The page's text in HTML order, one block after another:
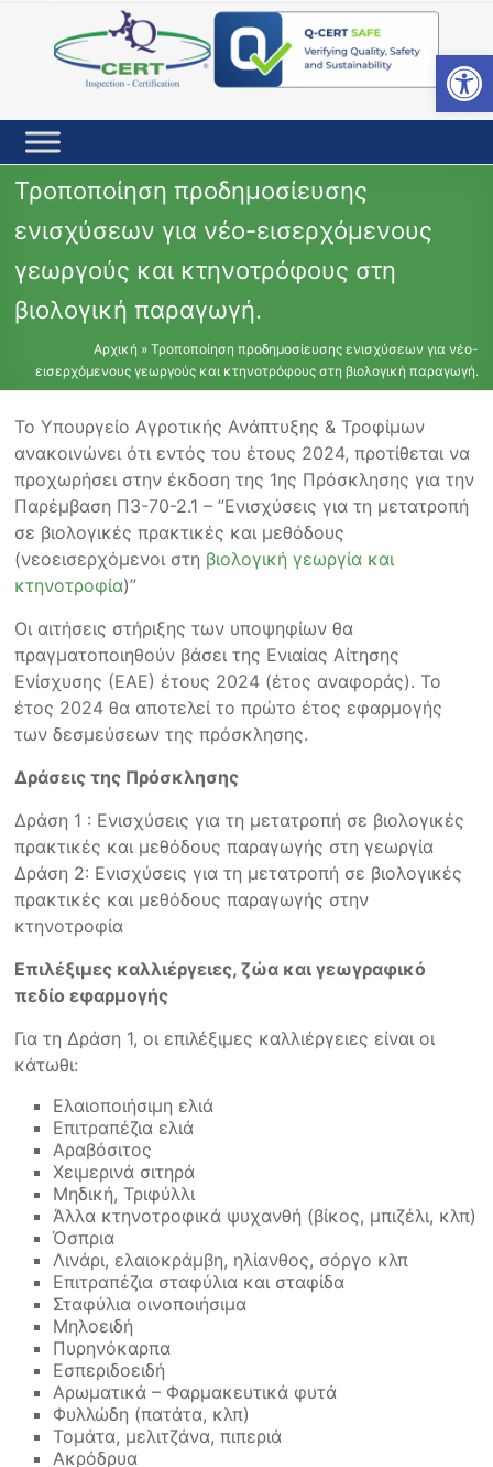
Open toolbar
content
Τροποποίηση προδημοσίευσης
ενισχύσεων για νέο-εισερχόμενους
γεωργούς και κτηνοτρόφους στη
βιολογική παραγωγή.
Αρχική » Τροποποίηση προδημοσίευσης ενισχύσεων για νέο-
εισερχόμενους γεωργούς και κτηνοτρόφους στη βιολογική παραγωγή.
Το Υπουργείο Αγροτικής Ανάπτυξης & Τροφίμων
ανακοινώνει ότι εντός του έτους 2024, προτίθεται να
προχωρήσει στην έκδοση της 1ης Πρόσκλησης για την
Παρέμβαση Π3-70-2.1 – ”Ενισχύσεις για τη μετατροπή
σε βιολογικές πρακτικές και μεθόδους
(νεοεισερχόμενοι στη βιολογική γεωργία και
κτηνοτροφία)”
Οι αιτήσεις στήριξης των υποψηφίων θα
πραγματοποιηθούν βάσει της Ενιαίας Αίτησης
Ενίσχυσης (ΕΑΕ) έτους 2024 (έτος αναφοράς). Το
έτος 2024 θα αποτελεί το πρώτο έτος εφαρμογής
των δεσμεύσεων της πρόσκλησης.
Δράσεις της Πρόσκλησης
Δράση 1 : Ενισχύσεις για τη μετατροπή σε βιολογικές
πρακτικές και μεθόδους παραγωγής στη γεωργία
Δράση 2: Ενισχύσεις για τη μετατροπή σε βιολογικές
πρακτικές και μεθόδους παραγωγής στην
κτηνοτροφία
Επιλέξιμες καλλιέργειες, ζώα και γεωγραφικό
πεδίο εφαρμογής
Για τη Δράση 1, οι επιλέξιμες καλλιέργειες είναι οι
κάτωθι:
Ελαιοποιήσιμη ελιά
Επιτραπέζια ελιά
Αραβόσιτος
Χειμερινά σιτηρά
Μηδική, Τριφύλλι
Άλλα κτηνοτροφικά ψυχανθή (βίκος, μπιζέλι, κλπ)
Όσπρια
Λινάρι, ελαιοκράμβη, ηλίανθος, σόργο κλπ
Επιτραπέζια σταφύλια και σταφίδα
Σταφύλια οινοποιήσιμα
Μηλοειδή
Πυρηνόκαρπα
Εσπεριδοειδή
Αρωματικά – Φαρμακευτικά φυτά
Φυλλώδη (πατάτα, κλπ)
Τομάτα, μελιτζάνα, πιπεριά
Ακρόδρυα